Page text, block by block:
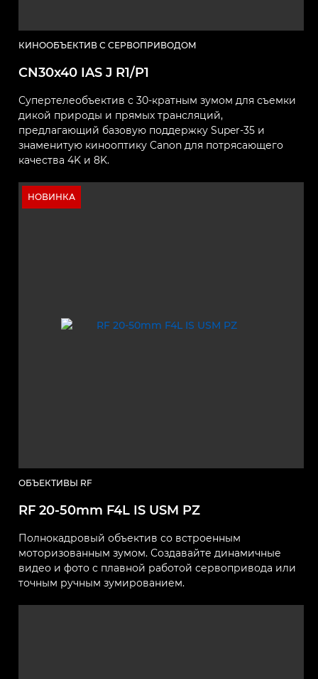
КИНООБЪЕКТИВ С СЕРВОПРИВОДОМ
CN30x40 IAS J R1/P1
Супертелеобъектив с 30-кратным зумом для съемки
дикой природы и прямых трансляций,
предлагающий базовую поддержку Super-35 и
знаменитую кинооптику Canon для потрясающего
качества 4K и 8K.
НОВИНКА
ОБЪЕКТИВЫ RF
RF 20-50mm F4L IS USM PZ
Полнокадровый объектив со встроенным
моторизованным зумом. Создавайте динамичные
видео и фото с плавной работой сервопривода или
точным ручным зумированием.